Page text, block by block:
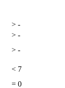
> -
> -
> -
< 7
= 0